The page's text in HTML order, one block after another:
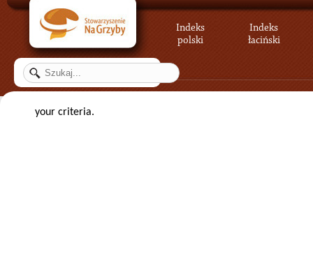
Indeks
polski
Indeks
łaciński
your criteria.